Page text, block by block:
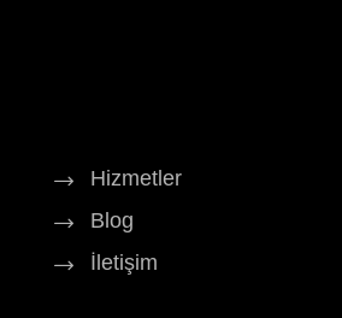
Hizmetler
Blog
İletişim